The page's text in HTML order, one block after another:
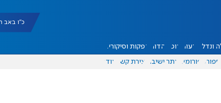
כ"ו באב
ונדל"ן דעות אוכל יהדות הפקות וסיקורים
ספורט פורומים אתר ישיבה יצירת קשר עוד